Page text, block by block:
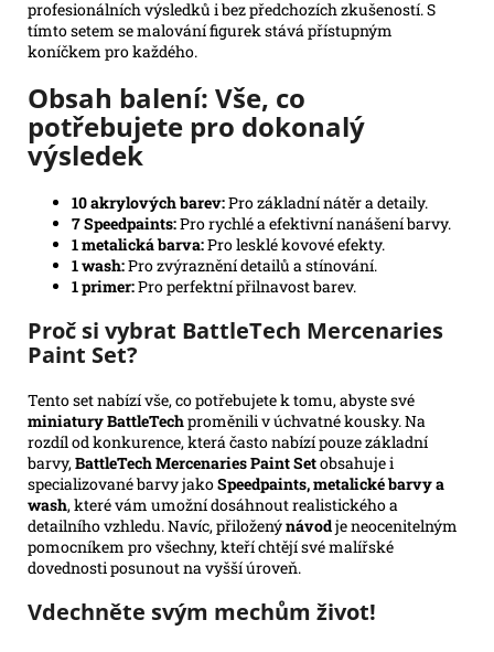
profesionálních výsledků i bez předchozích zkušeností. S
tímto setem se malování figurek stává přístupným
koníčkem pro každého.
Obsah balení: Vše, co
potřebujete pro dokonalý
výsledek
10 akrylových barev:Pro základní nátěr a detaily.
7 Speedpaints:Pro rychlé a efektivní nanášení barvy.
1 metalická barva:Pro lesklé kovové efekty.
1 wash:Pro zvýraznění detailů a stínování.
1 primer:Pro perfektní přilnavost barev.
Proč si vybrat BattleTech Mercenaries
Paint Set?
Tento set nabízí vše, co potřebujete k tomu, abyste své
miniatury BattleTechproměnili v úchvatné kousky. Na
rozdíl od konkurence, která často nabízí pouze základní
barvy,BattleTech Mercenaries Paint Setobsahuje i
specializované barvy jakoSpeedpaints, metalické barvy a
wash, které vám umožní dosáhnout realistického a
detailního vzhledu. Navíc, přiloženýnávodje neocenitelným
pomocníkem pro všechny, kteří chtějí své malířské
dovednosti posunout na vyšší úroveň.
Vdechněte svým mechům život!